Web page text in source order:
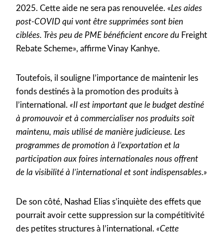
2025. Cette aide ne sera pas renouvelée. «Les aides
post-COVID qui vont être supprimées sont bien
ciblées. Très peu de PME bénéficient encore du Freight
Rebate Scheme», affirme Vinay Kanhye.
Toutefois, il souligne l’importance de maintenir les
fonds destinés à la promotion des produits à
l’international. «Il est important que le budget destiné
à promouvoir et à commercialiser nos produits soit
maintenu, mais utilisé de manière judicieuse. Les
programmes de promotion à l’exportation et la
participation aux foires internationales nous offrent
de la visibilité à l’international et sont indispensables.»
De son côté, Nashad Elias s’inquiète des effets que
pourrait avoir cette suppression sur la compétitivité
des petites structures à l’international. «Cette